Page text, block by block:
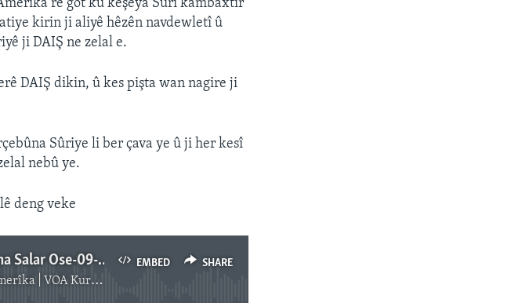
re got ku kêşeya Sûrî kambaxtir
kirin ji aliyê hêzên navdewletî û
ji DAIŞ ne zelal e.
DAIŞ dikin, û kes pişta wan nagire ji
Sûriye li ber çava ye û ji her kesî
nebû ye.
deng veke
EMBED SHARE
Hevpeyvina Salar Ose-09-02-LA
| VOA Kurmanji
available